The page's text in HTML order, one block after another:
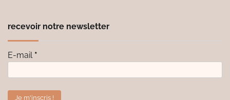
recevoir notre newsletter
E-mail *